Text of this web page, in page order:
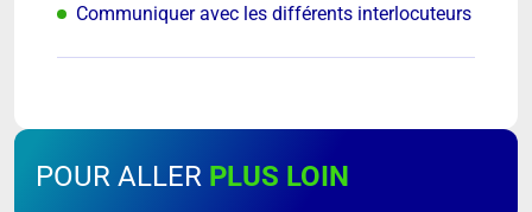
Communiquer avec les différents interlocuteurs
POUR ALLER PLUS LOIN